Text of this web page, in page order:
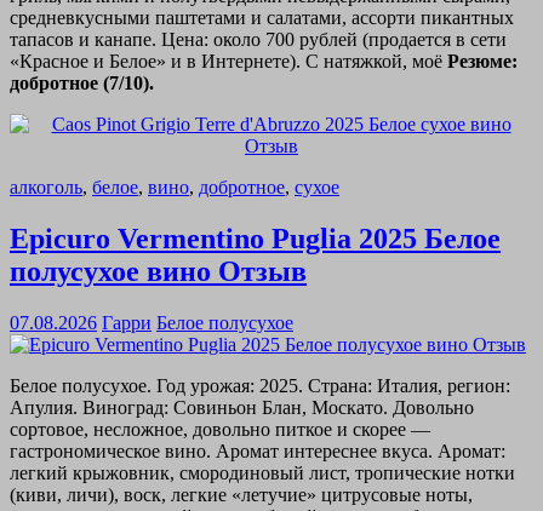
средневкусными паштетами и салатами, ассорти пикантных
тапасов и канапе. Цена: около 700 рублей (продается в сети
«Красное и Белое» и в Интернете). С натяжкой, моё Резюме:
добротное (7/10).
алкоголь, белое, вино, добротное, сухое
Epicuro Vermentino Puglia 2025 Белое
полусухое вино Отзыв
07.08.2026 Гарри Белое полусухое
Белое полусухое. Год урожая: 2025. Страна: Италия, регион:
Апулия. Виноград: Совиньон Блан, Москато. Довольно
сортовое, несложное, довольно питкое и скорее —
гастрономическое вино. Аромат интереснее вкуса. Аромат:
легкий крыжовник, смородиновый лист, тропические нотки
(киви, личи), воск, легкие «летучие» цитрусовые ноты,